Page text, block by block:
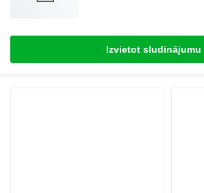
Izvietot sludinājumu